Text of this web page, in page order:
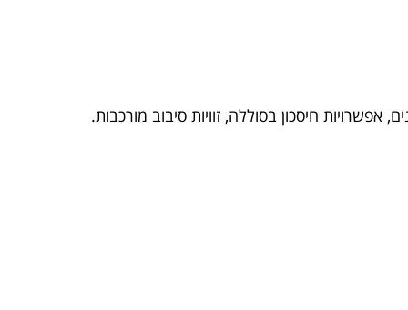
חיסכון בסוללה, זוויות סיבוב מורכבות.